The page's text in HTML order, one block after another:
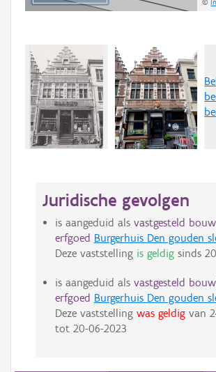
©
Juridische gevolgen
is aangeduid als vastgesteld
erfgoed Burgerhuis Den gouden
Deze vaststelling is geldigsinds
is aangeduid als vastgesteld
erfgoed Burgerhuis Den gouden
Deze vaststelling was geldigvan
tot 20-06-2023